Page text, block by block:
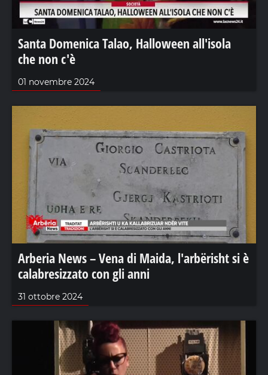
Santa Domenica Talao, Halloween all'isola
che non c'è
01 novembre 2024
Arberia News – Vena di Maida, l'arbërisht si è
calabresizzato con gli anni
31 ottobre 2024